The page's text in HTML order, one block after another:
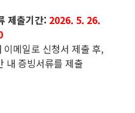
제출기간: 2026. 5. 26.
메일로 신청서 제출 후,
내 증빙서류를 제출